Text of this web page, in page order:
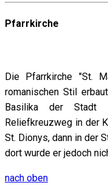
Pfarrkirche
Die Pfarrkirche "St.
romanischen Stil
Basilika der Stadt
Reliefkreuzweg in der
St. Dionys, dann in der
dort wurde er jedoch
nach oben